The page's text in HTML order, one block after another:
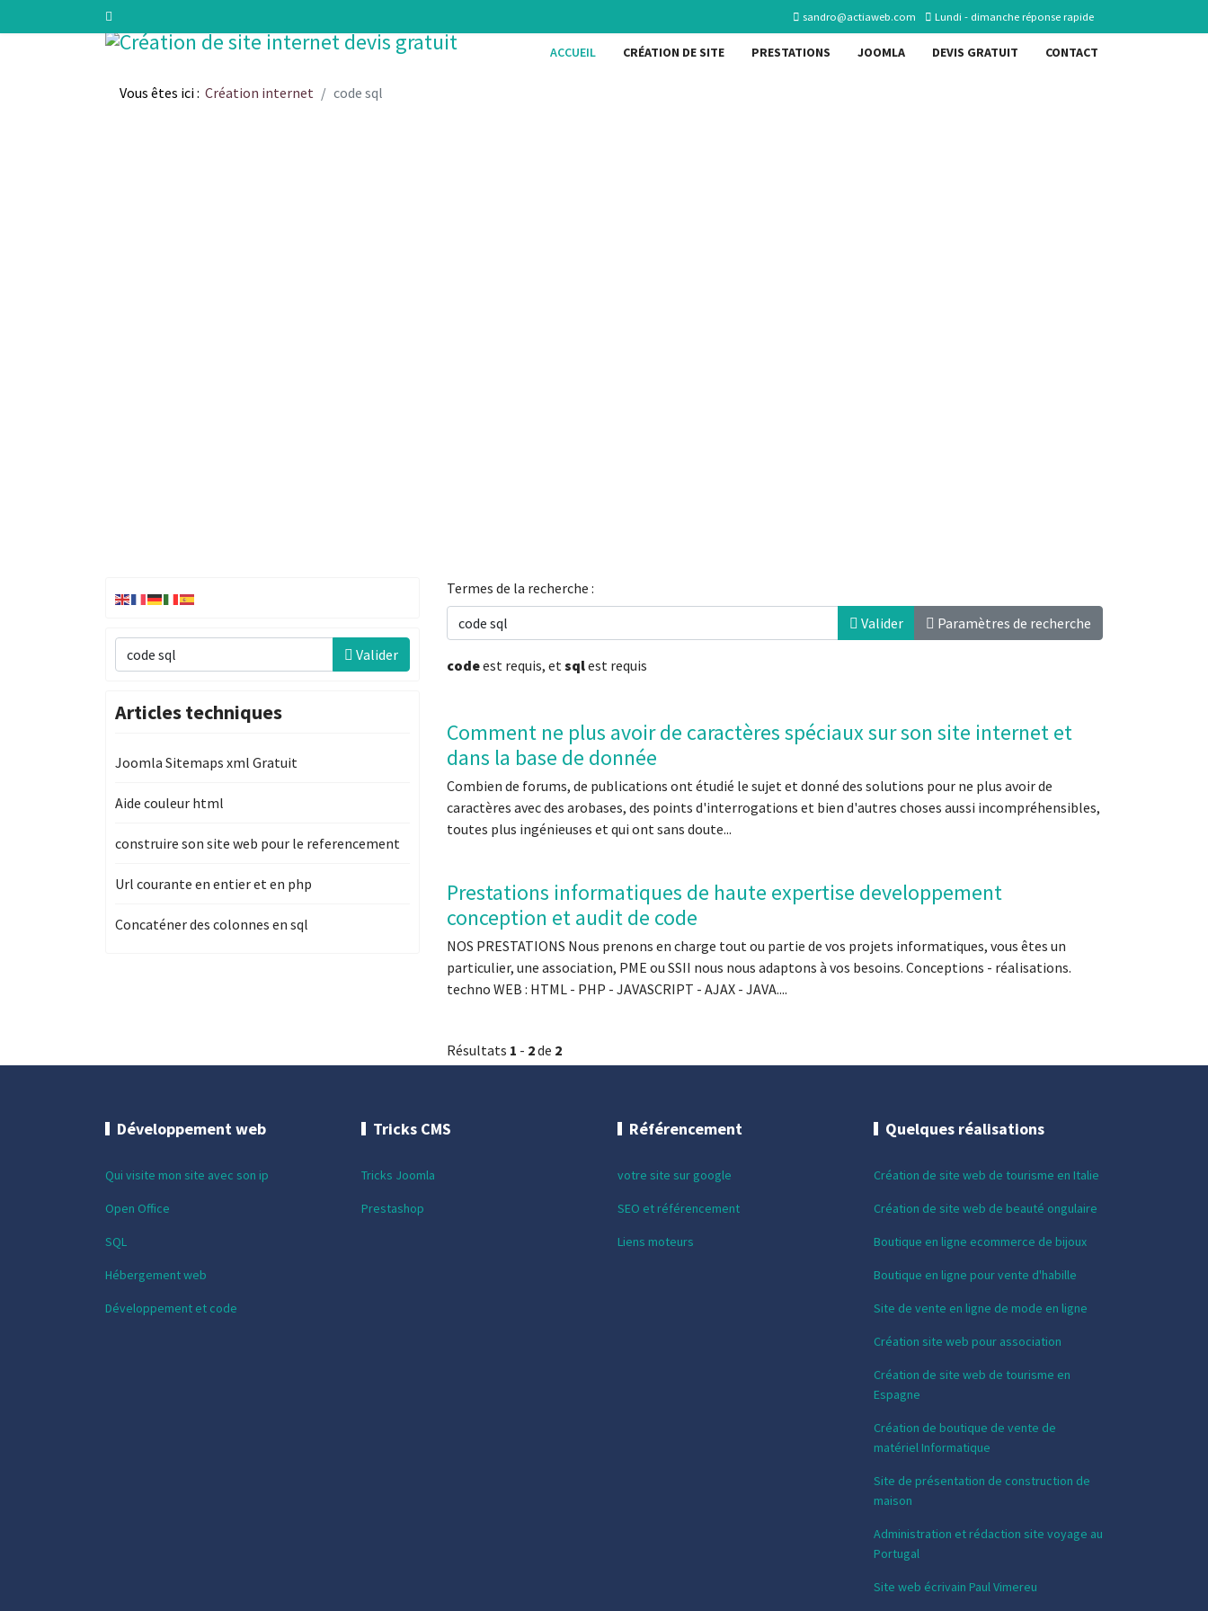
sandro@actiaweb.com Lundi - dimanche réponse rapide
ACCUEIL CRÉATION DE SITE PRESTATIONS JOOMLA DEVIS GRATUIT CONTACT
Vous êtes ici : Création internet code sql
Recherche Valider
Articles techniques
Joomla Sitemaps xml Gratuit
Aide couleur html
construire son site web pour le referencement
Url courante en entier et en php
Concaténer des colonnes en sql
Termes de la recherche :
Valider
Paramètres de recherche
codeest requis, etsqlest requis
Comment ne plus avoir de caractères spéciaux sur son site internet et
dans la base de donnée
Combien de forums, de publications ont étudié le sujet et donné des solutions pour ne plus avoir de
caractères avec des arobases, des points d'interrogations et bien d'autres choses aussi incompréhensibles,
toutes plus ingénieuses et qui ont sans doute...
Prestations informatiques de haute expertise developpement
conception et audit de code
NOS PRESTATIONS Nous prenons en charge tout ou partie de vos projets informatiques, vous êtes un
particulier, une association, PME ou SSII nous nous adaptons à vos besoins. Conceptions - réalisations.
techno WEB : HTML - PHP - JAVASCRIPT - AJAX - JAVA....
Résultats 1 - 2de 2
Développement web
Qui visite mon site avec son ip
Open Office
SQL
Hébergement web
Développement et code
Tricks CMS
Tricks Joomla
Prestashop
Référencement
votre site sur google
SEO et référencement
Liens moteurs
Quelques réalisations
Création de site web de tourisme en Italie
Création de site web de beauté ongulaire
Boutique en ligne ecommerce de bijoux
Boutique en ligne pour vente d'habille
Site de vente en ligne de mode en ligne
Création site web pour association
Création de site web de tourisme en
Espagne
Création de boutique de vente de
matériel Informatique
Site de présentation de construction de
maison
Administration et rédaction site voyage au
Portugal
Site web écrivain Paul Vimereu